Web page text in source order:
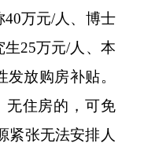
万元/人、博士
25万元/人、本
放购房补贴。
无住房的，可免
紧张无法安排人